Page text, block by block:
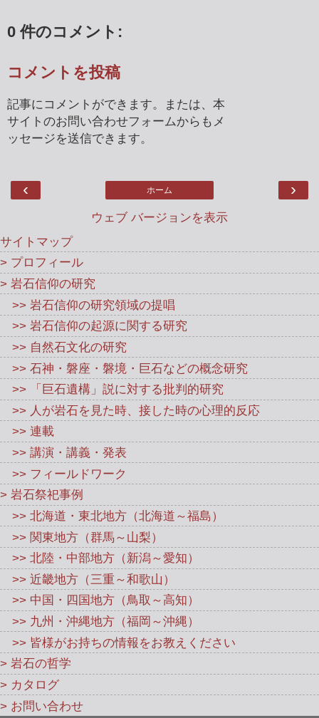
0 件のコメント:
コメントを投稿
記事にコメントができます。または、本
サイトのお問い合わせフォームからもメ
ッセージを送信できます。
‹ ›
ホーム
ウェブ バージョンを表示
サイトマップ
> プロフィール
> 岩石信仰の研究
>> 岩石信仰の研究領域の提唱
>> 岩石信仰の起源に関する研究
>> 自然石文化の研究
>> 石神・磐座・磐境・巨石などの概念研究
>> 「巨石遺構」説に対する批判的研究
>> 人が岩石を見た時、接した時の心理的反応
>> 連載
>> 講演・講義・発表
>> フィールドワーク
> 岩石祭祀事例
>> 北海道・東北地方（北海道～福島）
>> 関東地方（群馬～山梨）
>> 北陸・中部地方（新潟～愛知）
>> 近畿地方（三重～和歌山）
>> 中国・四国地方（鳥取～高知）
>> 九州・沖縄地方（福岡～沖縄）
>> 皆様がお持ちの情報をお教えください
> 岩石の哲学
> カタログ
> お問い合わせ